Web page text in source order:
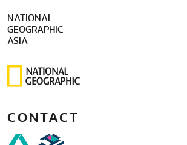
NATIONAL
GEOGRAPHIC
ASIA
CONTACT